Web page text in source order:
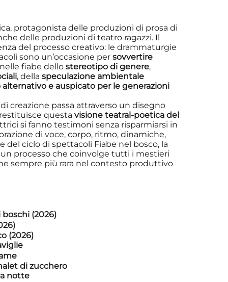
protagonista delle produzioni di prosa di
delle produzioni di teatro ragazzi. Il
del processo creativo: le drammaturgie
sono un’occasione per sovvertire
fiabe dello stereotipo di genere,
, della speculazione ambientale
e auspicato per le generazioni
creazione passa attraverso un disegno
questa visione teatral-poetica del
si fanno testimoni senza risparmiarsi in
di voce, corpo, ritmo, dinamiche,
del ciclo di spettacoli Fiabe nel bosco, la
processo che coinvolge tutti i mestieri
sempre più rara nel contesto produttivo
(2026)
(2026)
di zucchero
notte